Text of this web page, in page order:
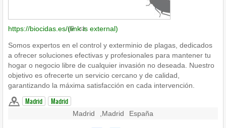
https://biocidas.es/(link is external)
Somos expertos en el control y exterminio de plagas, dedicados
a ofrecer soluciones efectivas y profesionales para mantener tu
hogar o negocio libre de cualquier invasión no deseada. Nuestro
objetivo es ofrecerte un servicio cercano y de calidad,
garantizando la máxima satisfacción en cada intervención.
Madrid Madrid
Madrid Madrid España